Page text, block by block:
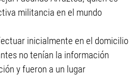
militancia en el mundo
inicialmente en el domicilio
no tenían la información
y fueron a un lugar